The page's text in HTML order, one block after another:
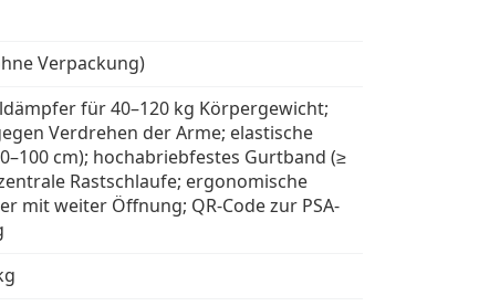
Verpackung)
für 40–120 kg Körpergewicht;
Verdrehen der Arme; elastische
cm); hochabriebfestes Gurtband (≥
Rastschlaufe; ergonomische
mit weiter Öffnung; QR-Code zur PSA-